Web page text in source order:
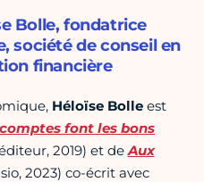
Bolle, fondatrice
société de conseil en
financière
Héloïse Bolle est
font les bons
2019) et deAux
2023) co-écrit avec